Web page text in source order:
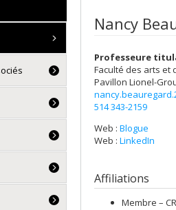
Nancy
Professeure
Faculté des arts et
Pavillon Lionel-
514 343-2159
Web : Blogue
Web : LinkedIn
Affiliations
Membre –